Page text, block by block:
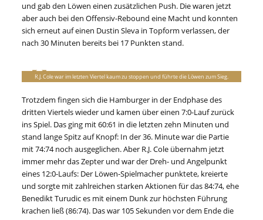
und gab den Löwen einen zusätzlichen Push. Die waren jetzt
aber auch bei den Offensiv-Rebound eine Macht und konnten
sich erneut auf einen Dustin Sleva in Topform verlassen, der
nach 30 Minuten bereits bei 17 Punkten stand.
R.J. Cole war im letzten Viertel kaum zu stoppen und führte die Löwen zum Sieg.
Trotzdem fingen sich die Hamburger in der Endphase des
dritten Viertels wieder und kamen über einen 7:0-Lauf zurück
ins Spiel. Das ging mit 60:61 in die letzten zehn Minuten und
stand lange Spitz auf Knopf: In der 36. Minute war die Partie
mit 74:74 noch ausgeglichen. Aber R.J. Cole übernahm jetzt
immer mehr das Zepter und war der Dreh- und Angelpunkt
eines 12:0-Laufs: Der Löwen-Spielmacher punktete, kreierte
und sorgte mit zahlreichen starken Aktionen für das 84:74, ehe
Benedikt Turudic es mit einem Dunk zur höchsten Führung
krachen ließ (86:74). Das war 105 Sekunden vor dem Ende die